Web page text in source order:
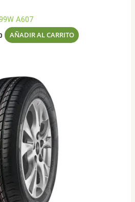
A607
El
precio
AÑADIR AL CARRITO